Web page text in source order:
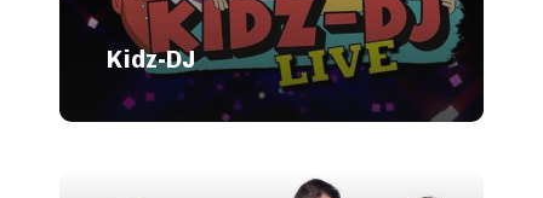
Kidz-DJ